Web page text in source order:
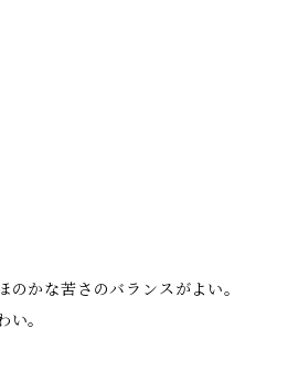
のかな苦さのバランスがよい。
。